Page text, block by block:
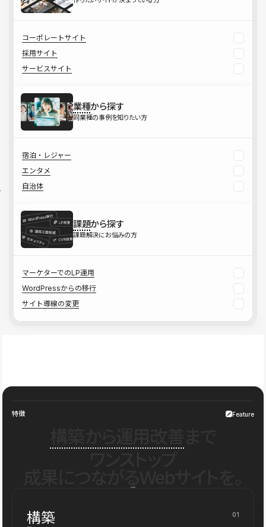
コーポレートサイト
採用サイト
サービスサイト
業種から探す
同業種の事例を知りたい方
宿泊・レジャー
エンタメ
自治体
課題から探す
課題解決にお悩みの方
マーケターでのLP運用
WordPressからの移行
サイト導線の変更
特徴 Feature
構築 01